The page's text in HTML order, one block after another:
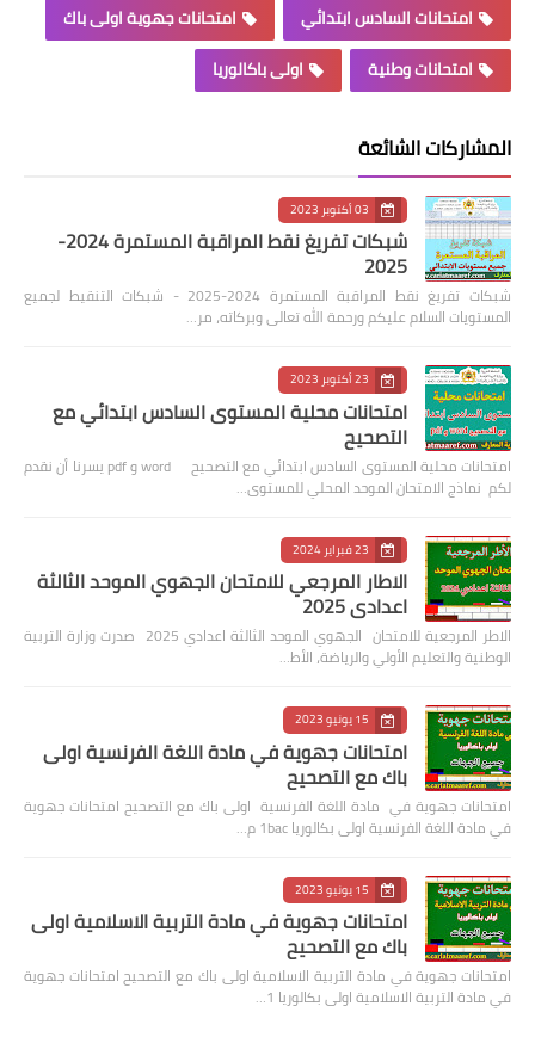
امتحانات السادس ابتدائي
امتحانات جهوية اولى باك
امتحانات وطنية
اولى باكالوريا
المشاركات الشائعة
03 أكتوبر 2023
شبكات تفريغ نقط المراقبة المستمرة 2024-
2025
شبكات تفريغ نقط المراقبة المستمرة 2024-2025 - شبكات التنقيط لجميع
المستويات السلام عليكم ورحمة الله تعالى وبركاته، مر…
23 أكتوبر 2023
امتحانات محلية المستوى السادس ابتدائي مع
التصحيح
امتحانات محلية المستوى السادس ابتدائي مع التصحيح word و pdf يسرنا أن نقدم
لكم نماذج الامتحان الموحد المحلي للمستوى…
23 فبراير 2024
الاطار المرجعي للامتحان الجهوي الموحد الثالثة
اعدادي 2025
الاطر المرجعية للامتحان الجهوي الموحد الثالثة اعدادي 2025 صدرت وزارة التربية
الوطنية والتعليم الأولي والرياضة، الأط…
15 يونيو 2023
امتحانات جهوية في مادة اللغة الفرنسية اولى
باك مع التصحيح
امتحانات جهوية في مادة اللغة الفرنسية اولى باك مع التصحيح امتحانات جهوية
في مادة اللغة الفرنسية اولى بكالوريا 1bac م…
15 يونيو 2023
امتحانات جهوية في مادة التربية الاسلامية اولى
باك مع التصحيح
امتحانات جهوية في مادة التربية الاسلامية اولى باك مع التصحيح امتحانات جهوية
في مادة التربية الاسلامية اولى بكالوريا 1…